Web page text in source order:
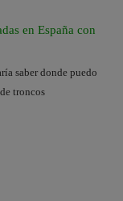
en España con
saber donde puedo
troncos